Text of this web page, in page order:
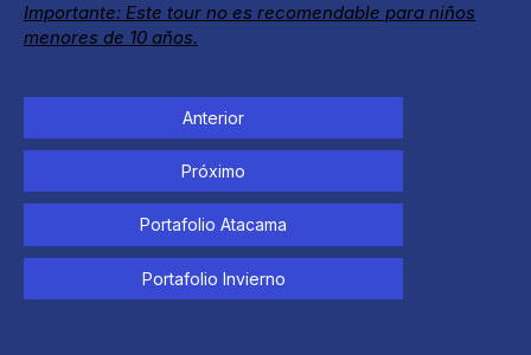
Importante: Este tour no es recomendable para niños
menores de 10 años.
Anterior
Próximo
Portafolio Atacama
Portafolio Invierno